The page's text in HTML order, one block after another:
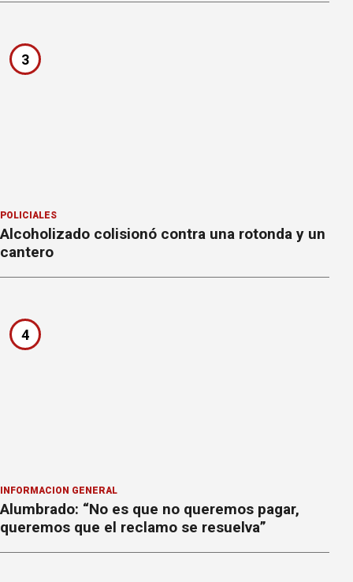
3
POLICIALES
Alcoholizado colisionó contra una rotonda y un
cantero
4
INFORMACION GENERAL
Alumbrado: “No es que no queremos pagar,
queremos que el reclamo se resuelva”